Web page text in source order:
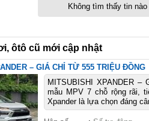
Không tìm thấy tin
ôtô cũ mới cập nhật
– GIÁ CHỈ TỪ 555 TRIỆU ĐỒNG
MITSUBISHI XPANDER
mẫu MPV 7 chỗ rộng rãi,
Xpander là lựa chọn đáng